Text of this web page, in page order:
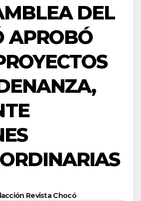
DEL
APROBÓ
Revista Chocó